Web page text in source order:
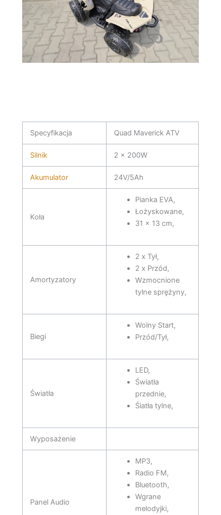
Specyfikacja Quad Maverick ATV
Silnik 2 x 200W
Akumulator 24V/5Ah
Koła
Pianka EVA,
Łożyskowane,
31 x 13 cm,
Amortyzatory
2 x Tył,
2 x Przód,
Wzmocnione
tylne sprężyny,
Biegi
Wolny Start,
Przód/Tył,
Światła
LED,
Światła
przednie,
Śiatła tylne,
Wyposażenie
Panel Audio
MP3,
Radio FM,
Bluetooth,
Wgrane
melodyjki,